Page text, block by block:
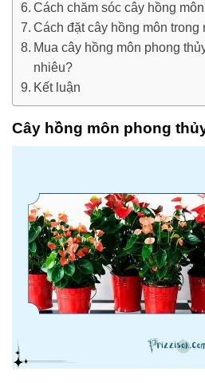
Cách chăm sóc cây hồng
Cách đặt cây hồng môn trong
Mua cây hồng môn phong
nhiêu?
Kết luận
Cây hồng môn phong